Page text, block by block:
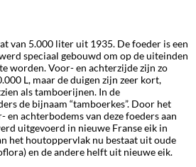
van 5.000 liter uit 1935. De foeder is een
speciaal gebouwd om op de uiteinden
worden. Voor- en achterzijde zijn zo
L, maar de duigen zijn zeer kort,
als tamboerijnen. In de
de bijnaam “tamboerkes”. Door het
en achterbodems van deze foeders aan
uitgevoerd in nieuwe Franse eik in
het houtoppervlak nu bestaat uit oude
en de andere helft uit nieuwe eik.